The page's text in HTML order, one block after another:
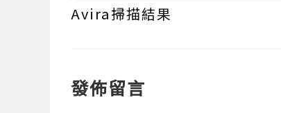
Avira掃描結果
發佈留言